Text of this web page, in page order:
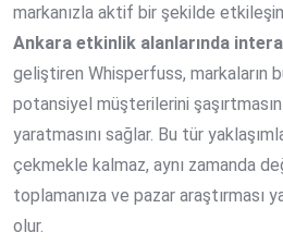
markanızla aktif bir şekilde
Ankara etkinlik alanlarında
geliştiren Whisperfuss, markaların
potansiyel müşterilerini
yaratmasını sağlar. Bu tür
çekmekle kalmaz, aynı zamanda
toplamanıza ve pazar araştırması
olur.